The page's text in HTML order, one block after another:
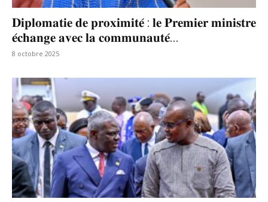
𝐃𝐢𝐩𝐥𝐨𝐦𝐚𝐭𝐢𝐞 𝐝𝐞 𝐩𝐫𝐨𝐱𝐢𝐦𝐢𝐭𝐞́ : 𝐥𝐞 𝐏𝐫𝐞𝐦𝐢𝐞𝐫 𝐦𝐢𝐧𝐢𝐬𝐭𝐫𝐞
𝐞́𝐜𝐡𝐚𝐧𝐠𝐞 𝐚𝐯𝐞𝐜 𝐥𝐚 𝐜𝐨𝐦𝐦𝐮𝐧𝐚𝐮𝐭𝐞́...
8 octobre 2025